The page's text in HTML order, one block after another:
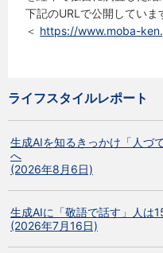
下記のURLで公開していま
＜ https://www.moba-
ライフスタイルレポート
生成AIを知るきっかけ「人づ
へ
(2026年8月6日)
生成AIに「敬語で話す」人は
(2026年7月16日)